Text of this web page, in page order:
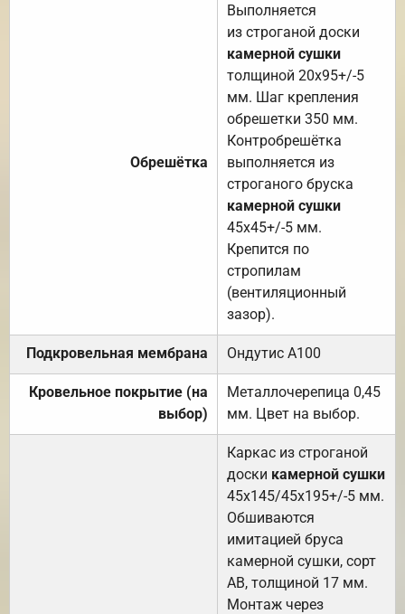
Обрешётка
Выполняется
из строганой доски
камерной сушки
толщиной 20х95+/-5
мм. Шаг крепления
обрешетки 350 мм.
Контробрешётка
выполняется из
строганого бруска
камерной сушки
45х45+/-5 мм.
Крепится по
стропилам
(вентиляционный
зазор).
Подкровельная мембрана Ондутис А100
Кровельное покрытие (на
выбор)
Металлочерепица 0,45
мм. Цвет на выбор.
Каркас из строганой
доски камерной сушки
45х145/45х195+/-5 мм.
Обшиваются
имитацией бруса
камерной сушки, сорт
АВ, толщиной 17 мм.
Монтаж через